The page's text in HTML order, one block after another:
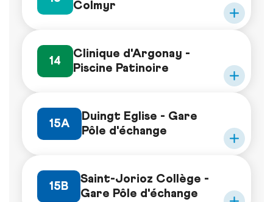
Colmyr
14
Clinique d'Argonay -
Piscine Patinoire
15A
Duingt Eglise - Gare
Pôle d'échange
15B
Saint-Jorioz Collège -
Gare Pôle d'échange